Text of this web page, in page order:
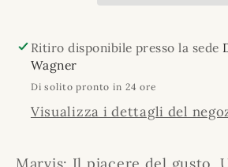
Ritiro disponibile presso la sede
Wagner
Di solito pronto in 24 ore
Visualizza i dettagli del
Marvis: Il piacere del gusto.